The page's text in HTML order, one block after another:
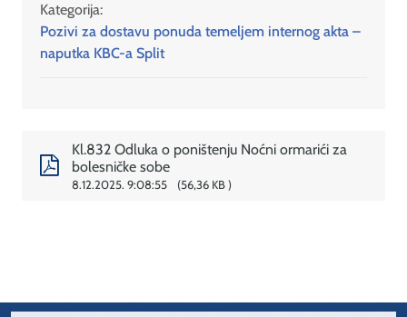
Kategorija:
Pozivi za dostavu ponuda temeljem internog akta –
naputka KBC-a Split
Kl.832 Odluka o poništenju Noćni ormarići za
bolesničke sobe
8.12.2025. 9:08:55 56,36 KB